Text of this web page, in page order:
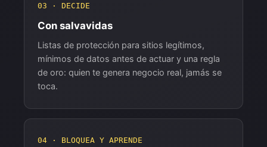
03 · DECIDE
Con salvavidas
Listas de protección para sitios legítimos,
mínimos de datos antes de actuar y una regla
de oro: quien te genera negocio real, jamás se
toca.
04 · BLOQUEA Y APRENDE